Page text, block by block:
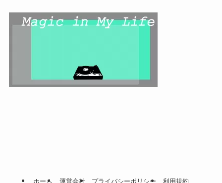
ホーム 運営会社 プライバシーポリシー 利用規約